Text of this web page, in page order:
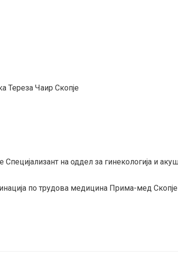
Тереза Чаир Скопје
на оддел за гинекологија и
по трудова медицина Прима-мед Скопје